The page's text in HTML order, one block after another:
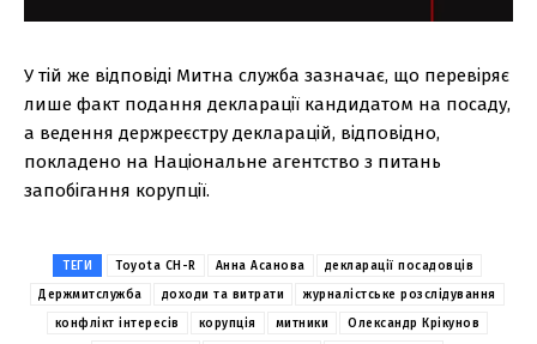
У тій же відповіді Митна служба зазначає, що перевіряє
лише факт подання декларації кандидатом на посаду,
а ведення держреєстру декларацій, відповідно,
покладено на Національне агентство з питань
запобігання корупції.
ТЕГИ Toyota CH-R Анна Асанова
декларації посадовців
Держмитслужба
доходи та витрати
журналістське розслідування
конфлікт інтересів
корупція митники
Олександр Крікунов